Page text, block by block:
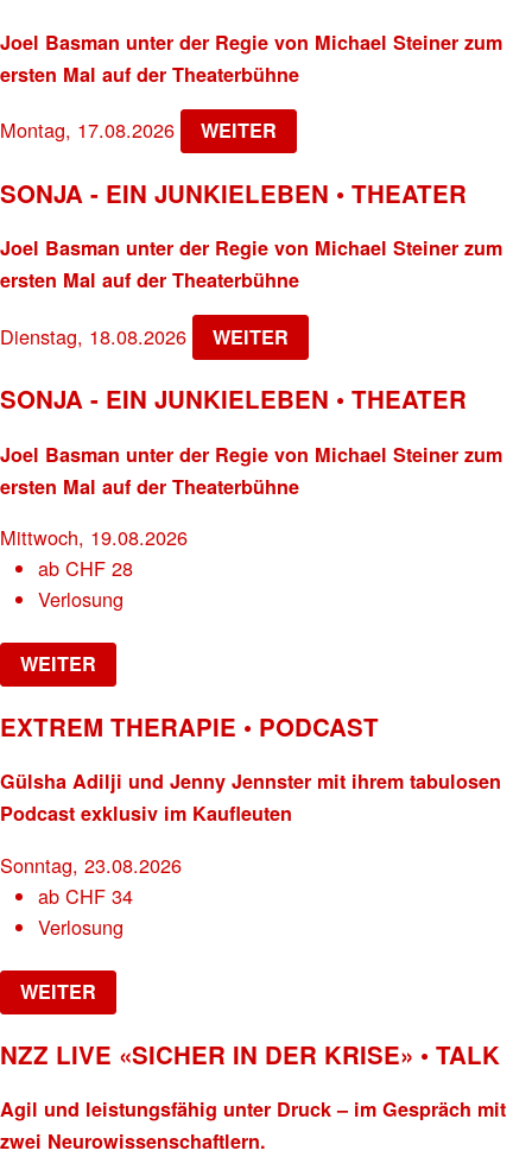
Joel Basman unter der Regie von Michael Steiner zum
ersten Mal auf der Theaterbühne
Montag, 17.08.2026 WEITER
SONJA - EIN JUNKIELEBEN • THEATER
Joel Basman unter der Regie von Michael Steiner zum
ersten Mal auf der Theaterbühne
Dienstag, 18.08.2026 WEITER
SONJA - EIN JUNKIELEBEN • THEATER
Joel Basman unter der Regie von Michael Steiner zum
ersten Mal auf der Theaterbühne
Mittwoch, 19.08.2026
abCHF 28
Verlosung
WEITER
EXTREM THERAPIE • PODCAST
Gülsha Adilji und Jenny Jennster mit ihrem tabulosen
Podcast exklusiv im Kaufleuten
Sonntag, 23.08.2026
abCHF 34
Verlosung
WEITER
NZZ LIVE «SICHER IN DER KRISE» • TALK
Agil und leistungsfähig unter Druck – im Gespräch mit
zwei Neurowissenschaftlern.